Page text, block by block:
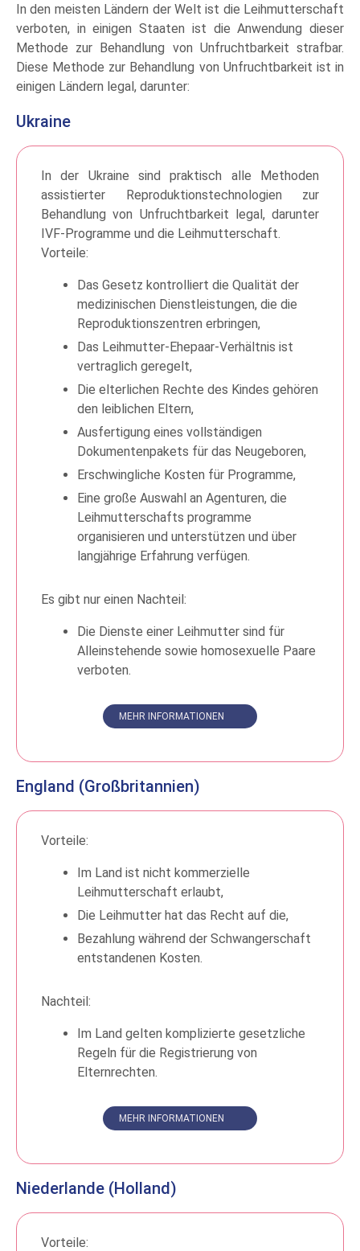
In den meisten Ländern der Welt ist die Leihmutterschaft
verboten, in einigen Staaten ist die Anwendung dieser
Methode zur Behandlung von Unfruchtbarkeit strafbar.
Diese Methode zur Behandlung von Unfruchtbarkeit ist in
einigen Ländern legal, darunter:
Ukraine
In der Ukraine sind praktisch alle Methoden
assistierter Reproduktionstechnologien zur
Behandlung von Unfruchtbarkeit legal, darunter
IVF-Programme und die Leihmutterschaft.
Vorteile:
Das Gesetz kontrolliert die Qualität der
medizinischen Dienstleistungen, die die
Reproduktionszentren erbringen,
Das Leihmutter-Ehepaar-Verhältnis ist
vertraglich geregelt,
Die elterlichen Rechte des Kindes gehören
den leiblichen Eltern,
Ausfertigung eines vollständigen
Dokumentenpakets für das Neugeboren,
Erschwingliche Kosten für Programme,
Eine große Auswahl an Agenturen, die
Leihmutterschafts programme
organisieren und unterstützen und über
langjährige Erfahrung verfügen.
Es gibt nur einen Nachteil:
Die Dienste einer Leihmutter sind für
Alleinstehende sowie homosexuelle Paare
verboten.
MEHR INFORMATIONEN
England (Großbritannien)
Vorteile:
Im Land ist nicht kommerzielle
Leihmutterschaft erlaubt,
Die Leihmutter hat das Recht auf die,
Bezahlung während der Schwangerschaft
entstandenen Kosten.
Nachteil:
Im Land gelten komplizierte gesetzliche
Regeln für die Registrierung von
Elternrechten.
MEHR INFORMATIONEN
Niederlande (Holland)
Vorteile: